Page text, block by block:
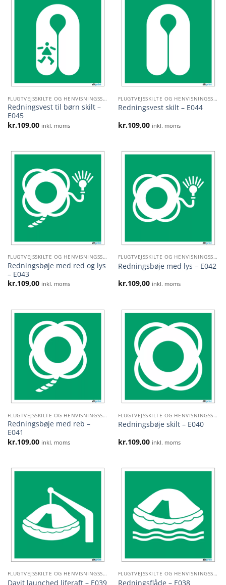
FLUGTVEJSSKILTE OG HENVISNINGSSKILTE
Redningsvest til børn skilt –
E045
kr.109,00 inkl. moms
FLUGTVEJSSKILTE OG HENVISNINGSSKILTE
Redningsvest skilt – E044
kr.109,00 inkl. moms
FLUGTVEJSSKILTE OG HENVISNINGSSKILTE
Redningsbøje med red og lys
– E043
kr.109,00 inkl. moms
FLUGTVEJSSKILTE OG HENVISNINGSSKILTE
Redningsbøje med lys – E042
kr.109,00 inkl. moms
FLUGTVEJSSKILTE OG HENVISNINGSSKILTE
Redningsbøje med reb –
E041
kr.109,00 inkl. moms
FLUGTVEJSSKILTE OG HENVISNINGSSKILTE
Redningsbøje skilt – E040
kr.109,00 inkl. moms
FLUGTVEJSSKILTE OG HENVISNINGSSKILTE
Davit launched liferaft – E039
FLUGTVEJSSKILTE OG HENVISNINGSSKILTE
Redningsflåde – E038